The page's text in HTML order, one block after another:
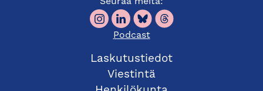
Podcast
Laskutustiedot
Viestintä